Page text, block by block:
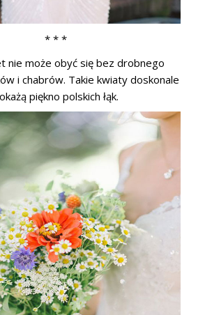
* * *
nie może obyć się bez drobnego
i chabrów. Takie kwiaty doskonale
piękno polskich łąk.